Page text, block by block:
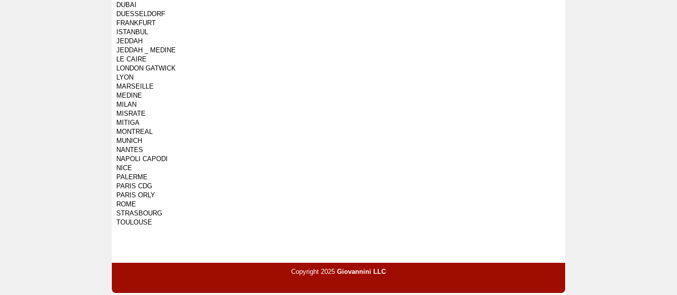
DUBAI
DUESSELDORF
FRANKFURT
ISTANBUL
JEDDAH
JEDDAH _ MEDINE
LE CAIRE
LONDON GATWICK
LYON
MARSEILLE
MEDINE
MILAN
MISRATE
MITIGA
MONTREAL
MUNICH
NANTES
NAPOLI CAPODI
NICE
PALERME
PARIS CDG
PARIS ORLY
ROME
STRASBOURG
TOULOUSE
Copyright 2025 Giovannini LLC